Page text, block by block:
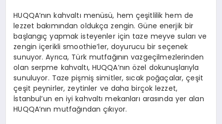
HUQQA’nın kahvaltı menüsü, hem çeşitlilik hem de
lezzet bakımından oldukça zengin. Güne enerjik bir
başlangıç yapmak isteyenler için taze meyve suları ve
zengin içerikli smoothie’ler, doyurucu bir seçenek
sunuyor. Ayrıca, Türk mutfağının vazgeçilmezlerinden
olan serpme kahvaltı, HUQQA’nın özel dokunuşlarıyla
sunuluyor. Taze pişmiş simitler, sıcak poğaçalar, çeşit
çeşit peynirler, zeytinler ve daha birçok lezzet,
İstanbul’un en iyi kahvaltı mekanları arasında yer alan
HUQQA’nın mutfağından çıkıyor.